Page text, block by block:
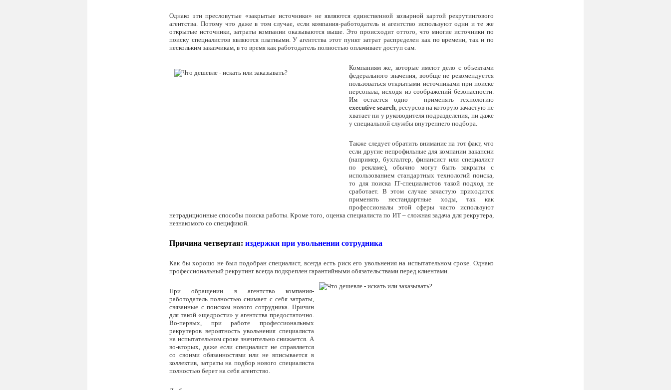
Однако эти пресловутые «закрытые источники» не являются единственной козырной картой рекрутингового
агентства. Потому что даже в том случае, если компания-работодатель и агентство используют одни и те же
открытые источники, затраты компании оказываются выше. Это происходит оттого, что многие источники по
поиску специалистов являются платными. У агентства этот пункт затрат распределен как по времени, так и по
нескольким заказчикам, в то время как работодатель полностью оплачивает доступ сам.
Компаниям же, которые имеют дело с объектами
федерального значения, вообще не рекомендуется
пользоваться открытыми источниками при поиске
персонала, исходя из соображений безопасности.
Им остается одно – применять технологию
executive search, ресурсов на которую зачастую не
хватает ни у руководителя подразделения, ни даже
у специальной службы внутреннего подбора.
Также следует обратить внимание на тот факт, что
если другие непрофильные для компании вакансии
(например, бухгалтер, финансист или специалист
по рекламе), обычно могут быть закрыты с
использованием стандартных технологий поиска,
то для поиска IТ-специалистов такой подход не
сработает. В этом случае зачастую приходится
применять нестандартные ходы, так как
профессионалы этой сферы часто используют
нетрадиционные способы поиска работы. Кроме того, оценка специалиста по ИТ – сложная задача для рекрутера,
незнакомого со спецификой.
Причина четвертая: издержки при увольнении сотрудника
Как бы хорошо не был подобран специалист, всегда есть риск его увольнения на испытательном сроке. Однако
профессиональный рекрутинг всегда подкреплен гарантийными обязательствами перед клиентами.
При обращении в агентство компания-
работодатель полностью снимает с себя затраты,
связанные с поиском нового сотрудника. Причин
для такой «щедрости» у агентства предостаточно.
Во-первых, при работе профессиональных
рекрутеров вероятность увольнения специалиста
на испытательном сроке значительно снижается. А
во-вторых, даже если специалист не справляется
со своими обязанностями или не вписывается в
коллектив, затраты на подбор нового специалиста
полностью берет на себя агентство.